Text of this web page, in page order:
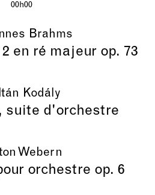
00h00
Brahms
en ré majeur op. 73
Kodály
suite d'orchestre
Webern
orchestre op. 6